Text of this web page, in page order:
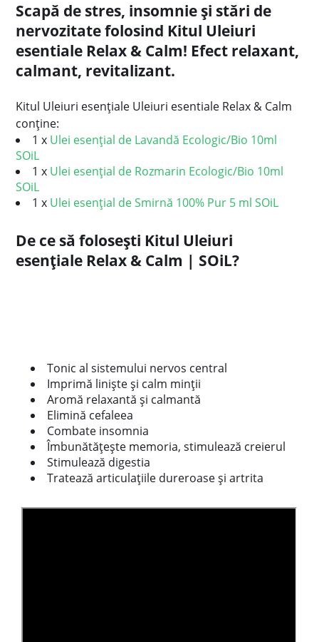
Scapă de stres, insomnie și stări de
nervozitate folosind Kitul Uleiuri
esentiale Relax & Calm! Efect relaxant,
calmant, revitalizant.
Kitul Uleiuri esențiale Uleiuri esentiale Relax & Calm
conține:
1 x Ulei esenţial de Lavandă Ecologic/Bio 10ml
SOiL
1 x Ulei esenţial de Rozmarin Ecologic/Bio 10ml
SOiL
1 x Ulei esențial de Smirnă 100% Pur 5 ml SOiL
De ce să folosești Kitul Uleiuri
esențiale Relax & Calm | SOiL?
Tonic al sistemului nervos central
Imprimă liniște și calm minții
Aromă relaxantă și calmantă
Elimină cefaleea
Combate insomnia
Îmbunătățește memoria, stimulează creierul
Stimulează digestia
Tratează articulațiile dureroase și artrita